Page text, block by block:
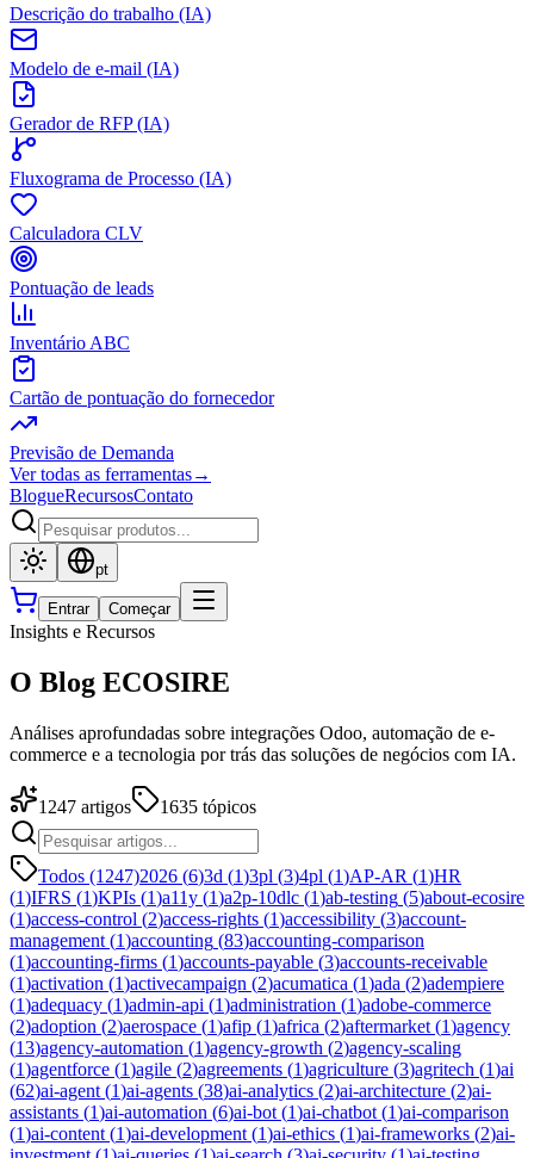
Descrição do trabalho (IA)
Modelo de e-mail (IA)
Gerador de RFP (IA)
Fluxograma de Processo (IA)
Calculadora CLV
Pontuação de leads
Inventário ABC
Cartão de pontuação do fornecedor
Previsão de Demanda
Ver todas as ferramentas→
BlogueRecursosContato
pt
Entrar Começar
Insights e Recursos
O Blog ECOSIRE
Análises aprofundadas sobre integrações Odoo, automação de e-
commerce e a tecnologia por trás das soluções de negócios com IA.
1247 artigos 1635 tópicos
Todos (1247)2026 (6)3d (1)3pl (3)4pl (1)AP-AR (1)HR
(1)IFRS (1)KPIs (1)a11y (1)a2p-10dlc (1)ab-testing (5)about-ecosire
(1)access-control (2)access-rights (1)accessibility (3)account-
management (1)accounting (83)accounting-comparison
(1)accounting-firms (1)accounts-payable (3)accounts-receivable
(1)activation (1)activecampaign (2)acumatica (1)ada (2)adempiere
(1)adequacy (1)admin-api (1)administration (1)adobe-commerce
(2)adoption (2)aerospace (1)afip (1)africa (2)aftermarket (1)agency
(13)agency-automation (1)agency-growth (2)agency-scaling
(1)agentforce (1)agile (2)agreements (1)agriculture (3)agritech (1)ai
(62)ai-agent (1)ai-agents (38)ai-analytics (2)ai-architecture (2)ai-
assistants (1)ai-automation (6)ai-bot (1)ai-chatbot (1)ai-comparison
(1)ai-content (1)ai-development (1)ai-ethics (1)ai-frameworks (2)ai-